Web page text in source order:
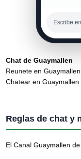
Escribe
Chat de Guaymallen
Reunete en
Chatear en Guaymallen
Reglas de chat y
El Canal Guaymallen